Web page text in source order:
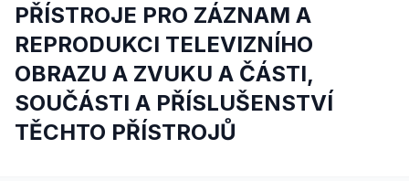
PŘÍSTROJE PRO ZÁZNAM A
REPRODUKCI TELEVIZNÍHO
OBRAZU A ZVUKU A ČÁSTI,
SOUČÁSTI A PŘÍSLUŠENSTVÍ
TĚCHTO PŘÍSTROJŮ